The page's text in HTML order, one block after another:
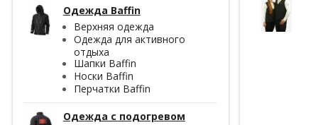
Одежда Baffin
Верхняя одежда
Одежда для активного
отдыха
Шапки Baffin
Носки Baffin
Перчатки Baffin
Одежда с подогревом